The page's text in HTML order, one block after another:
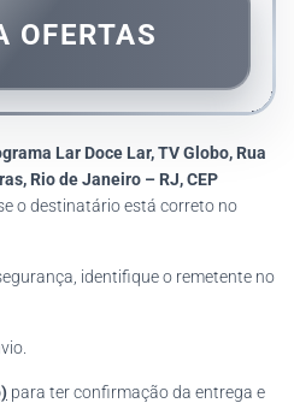
OFERTAS
Lar Doce Lar, TV Globo, Rua
Rio de Janeiro – RJ, CEP
o destinatário está correto no
identifique o remetente no
para ter confirmação da entrega e